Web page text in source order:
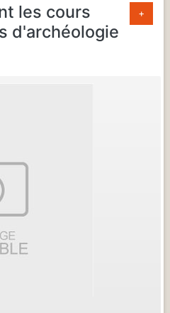
les cours
d'archéologie
+